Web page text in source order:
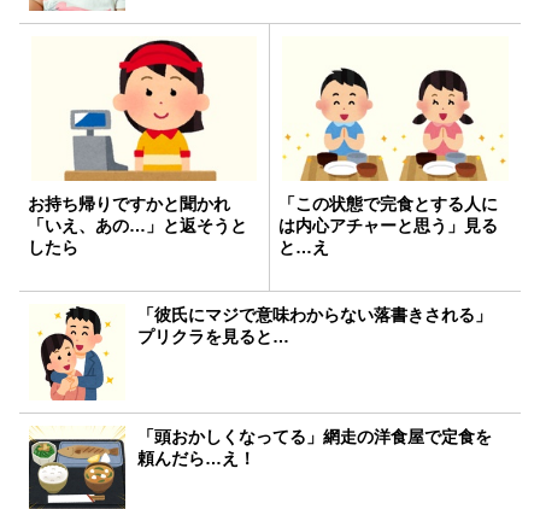
お持ち帰りですかと聞かれ
「いえ、あの…」と返そうと
したら
「この状態で完食とする人に
は内心アチャーと思う」見る
と…え
「彼氏にマジで意味わからない落書きされる」
プリクラを見ると…
「頭おかしくなってる」網走の洋食屋で定食を
頼んだら…え！